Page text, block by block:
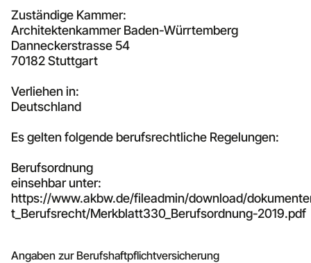
Zuständige Kammer:
Architektenkammer Baden-Würrtemberg
Danneckerstrasse 54
70182 Stuttgart
Verliehen in:
Deutschland
Es gelten folgende berufsrechtliche Regelungen:
Berufsordnung
einsehbar unter:
https://www.akbw.de/fileadmin/download/
t_Berufsrecht/Merkblatt330_Berufsordnung-2019.pdf
Angaben zur Berufshaftpflichtversicherung